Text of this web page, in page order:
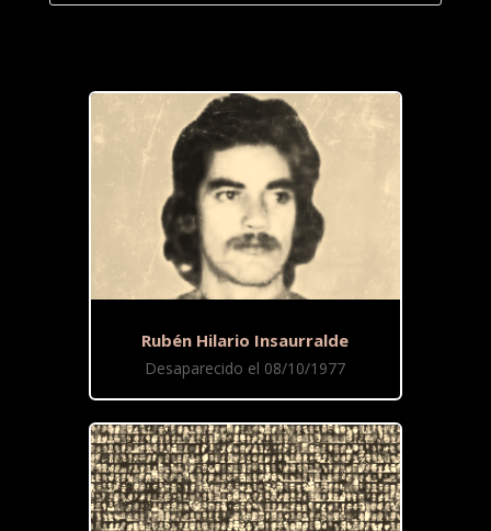
Rubén Hilario Insaurralde
Desaparecido el 08/10/1977